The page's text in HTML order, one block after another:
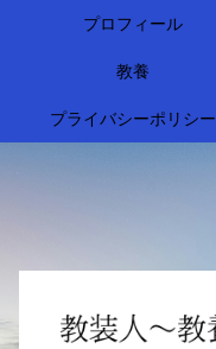
プロフィール
教養
プライバシーポリシー